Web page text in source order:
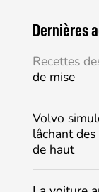
Dernières
Recettes
de mise
Volvo
lâchant
de haut